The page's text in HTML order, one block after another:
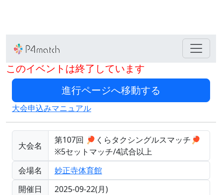
このイベントは終了しています
大会申込みマニュアル
大会名
第107回 🏓くらタクシングルスマッチ🏓
※5セットマッチ/4試合以上
会場名
妙正寺体育館
開催日
2025-09-22(月)